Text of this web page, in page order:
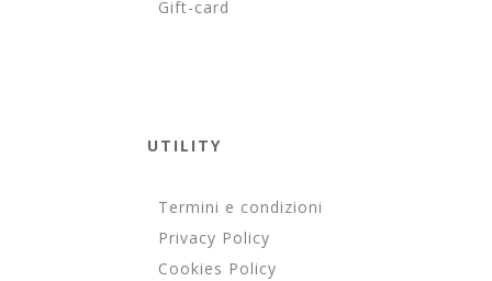
Gift-card
UTILITY
Termini e condizioni
Privacy Policy
Cookies Policy